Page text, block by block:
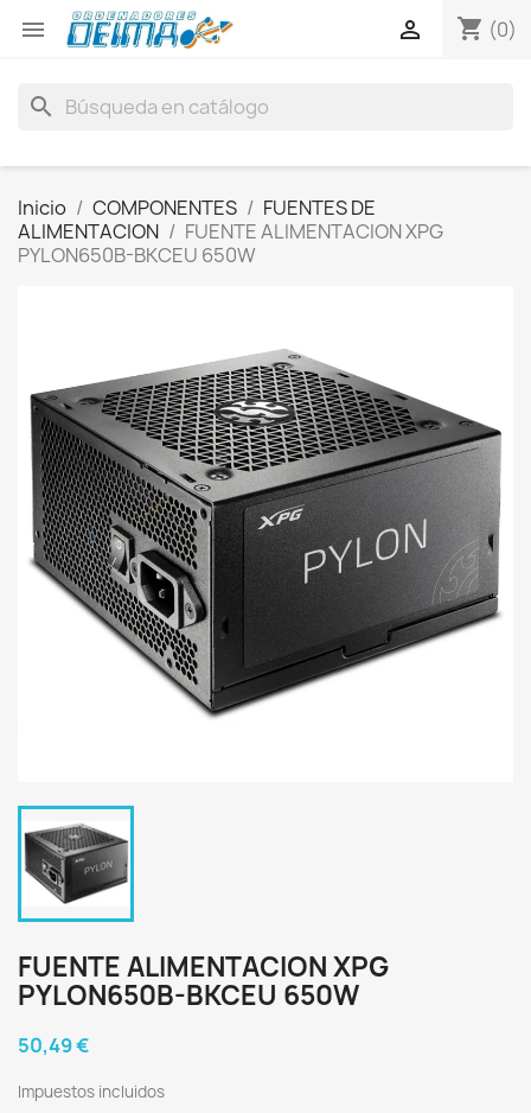
 shopping_cart (0)

search
Inicio COMPONENTES
FUENTES DE
ALIMENTACION
FUENTE ALIMENTACION XPG
PYLON650B-BKCEU 650W
FUENTE ALIMENTACION XPG
PYLON650B-BKCEU 650W
50,49 €
Impuestos incluidos